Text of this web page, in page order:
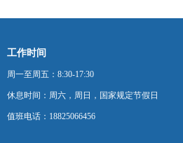
工作时间
周一至周五：8:30-17:30
休息时间：周六，周日，国家规定节假日
值班电话：18825066456